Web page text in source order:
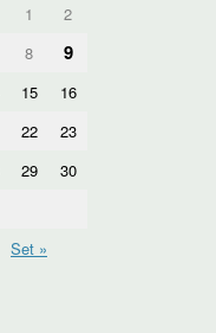
1
2
8 9
15
16
22
23
29
30
Set »